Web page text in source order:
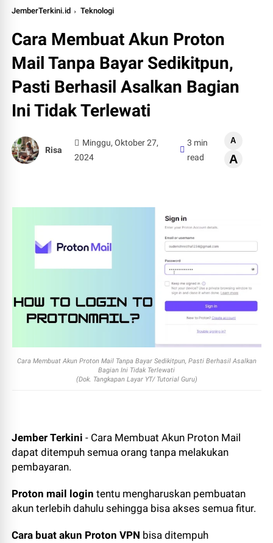
JemberTerkini.id Teknologi
Cara Membuat Akun Proton
Mail Tanpa Bayar Sedikitpun,
Pasti Berhasil Asalkan Bagian
Ini Tidak Terlewati
Risa
Minggu, Oktober 27,
2024
3 min
read
A
A
Cara Membuat Akun Proton Mail Tanpa Bayar Sedikitpun, Pasti Berhasil Asalkan
Bagian Ini Tidak Terlewati
(Dok. Tangkapan Layar YT/ Tutorial Guru)
Jember Terkini - Cara Membuat Akun Proton Mail
dapat ditempuh semua orang tanpa melakukan
pembayaran.
Proton mail logintentu mengharuskan pembuatan
akun terlebih dahulu sehingga bisa akses semua fitur.
Cara buat akun Proton VPN bisa ditempuh